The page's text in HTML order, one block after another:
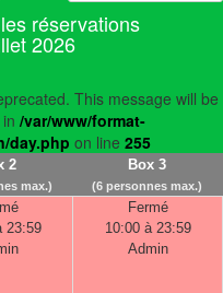
réservations
2026
This message will be
/var/www/format-
day.php on line 255
2
max.)
Box 3
(6 personnes max.)
23:59
Fermé
10:00 à 23:59
Admin